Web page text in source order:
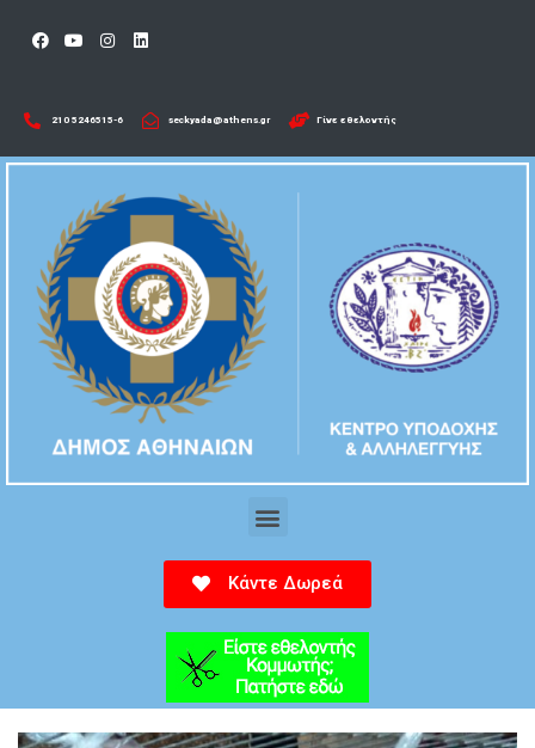
210 5246515-6​ seckyada@athens.gr Γίνε εθελοντής
Κάντε Δωρεά